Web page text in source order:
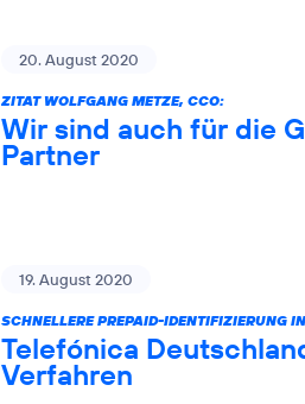
20. August 2020
ZITAT WOLFGANG METZE, CCO:
Wir sind auch für die
Partner
19. August 2020
SCHNELLERE PREPAID-IDENTIFIZIERUNG
Telefónica
Verfahren